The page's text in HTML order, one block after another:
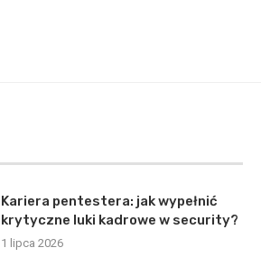
Kariera pentestera: jak wypełnić
krytyczne luki kadrowe w security?
1 lipca 2026